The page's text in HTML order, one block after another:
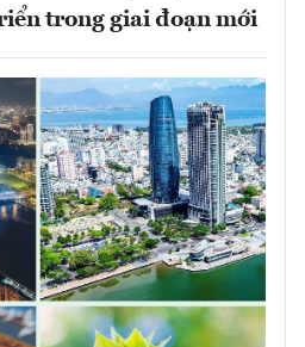
trong giai đoạn mới